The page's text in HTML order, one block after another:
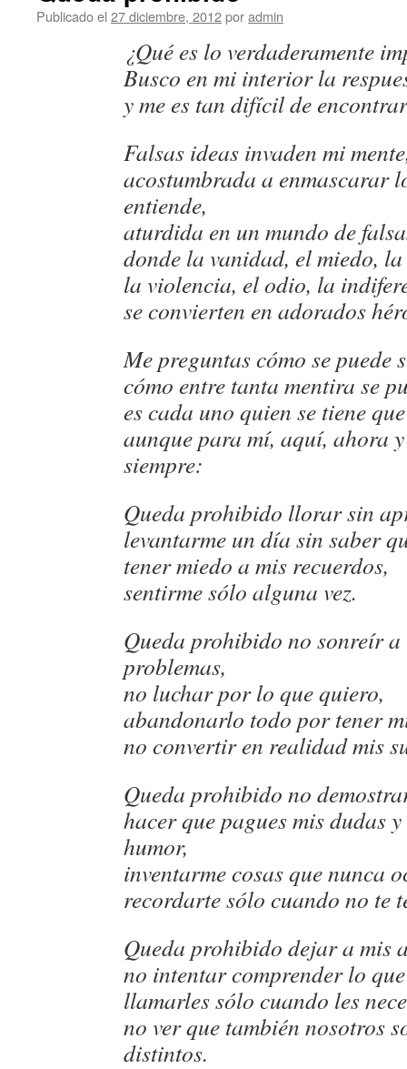
Publicado el 27 diciembre, 2012poradmin
¿Qué es lo verdaderamente
Busco en mi interior la
y me es tan difícil de
Falsas ideas invaden mi
acostumbrada a enmascarar
entiende,
aturdida en un mundo de
donde la vanidad, el miedo,
la violencia, el odio, la
se convierten en adorados
Me preguntas cómo se puede
cómo entre tanta mentira se
es cada uno quien se tiene
aunque para mí, aquí, ahora
siempre:
Queda prohibido llorar sin
levantarme un día sin saber
tener miedo a mis recuerdos,
sentirme sólo alguna vez.
Queda prohibido no sonreír a
problemas,
no luchar por lo que quiero,
abandonarlo todo por tener
no convertir en realidad mis
Queda prohibido no
hacer que pagues mis dudas
humor,
inventarme cosas que nunca
recordarte sólo cuando no te
Queda prohibido dejar a mis
no intentar comprender lo
llamarles sólo cuando les
no ver que también nosotros
distintos.